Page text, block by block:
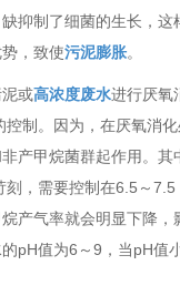
抑制了细菌的生长，这
，致使污泥膨胀。
或高浓度废水进行厌氧
控制。因为，在厌氧消
产甲烷菌群起作用。其
刻，需要控制在6.5～
产气率就会明显下降，
pH值为6～9，当pH值